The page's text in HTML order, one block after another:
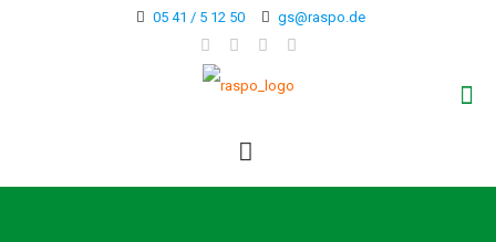
05 41 / 5 12 50 gs@raspo.de